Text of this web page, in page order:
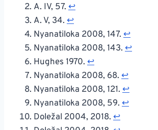
A. IV, 57. ↩︎
A. V, 34. ↩︎
Nyanatiloka 2008, 147. ↩︎
Nyanatiloka 2008, 143. ↩︎
Hughes 1970. ↩︎
Nyanatiloka 2008, 68. ↩︎
Nyanatiloka 2008, 121. ↩︎
Nyanatiloka 2008, 59. ↩︎
Doležal 2004, 2018. ↩︎